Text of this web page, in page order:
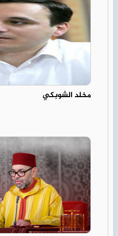
مخلد الشوبكي